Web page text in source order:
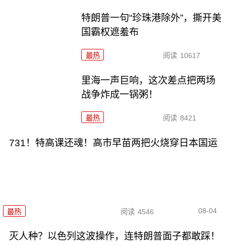
特朗普一句“珍珠港除外”，撕开美
国霸权遮羞布
最热 阅读 10617
里海一声巨响，这次差点把两场
战争炸成一锅粥！
最热 阅读 8421
731！特高课还魂！高市早苗两把火烧穿日本国运
最热 阅读 4546 08-04
灭人种？以色列这波操作，连特朗普面子都敢踩！